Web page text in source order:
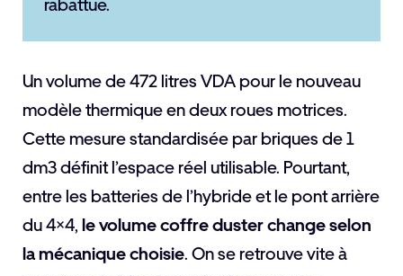
rabattue.
Un volume de 472 litres VDA pour le nouveau
modèle thermique en deux roues motrices.
Cette mesure standardisée par briques de 1
dm3 définit l’espace réel utilisable. Pourtant,
entre les batteries de l’hybride et le pont arrière
du 4×4, le volume coffre duster change selon
la mécanique choisie. On se retrouve vite à